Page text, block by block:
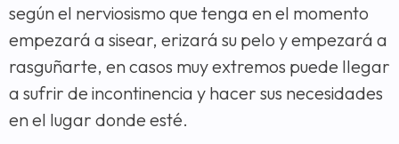
según el nerviosismo que tenga en el momento
empezará a sisear, erizará su pelo y empezará a
rasguñarte, en casos muy extremos puede llegar
a sufrir de incontinencia y hacer sus necesidades
en el lugar donde esté.